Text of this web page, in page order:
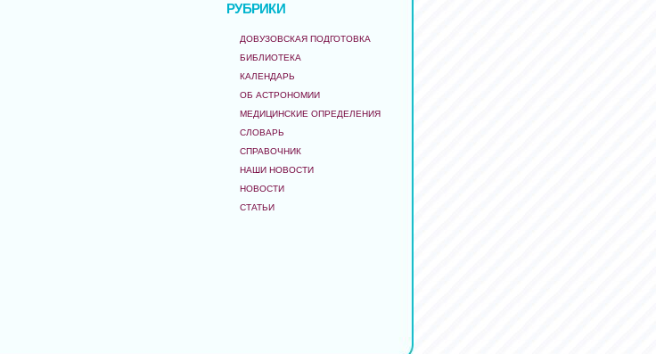
РУБРИКИ
ДОВУЗОВСКАЯ ПОДГОТОВКА
БИБЛИОТЕКА
КАЛЕНДАРЬ
ОБ АСТРОНОМИИ
МЕДИЦИНСКИЕ ОПРЕДЕЛЕНИЯ
СЛОВАРЬ
СПРАВОЧНИК
НАШИ НОВОСТИ
НОВОСТИ
СТАТЬИ